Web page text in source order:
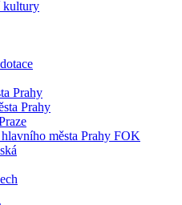
kultury
Prahy
Prahy
města Prahy FOK